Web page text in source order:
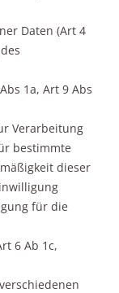
Daten (Art 4
1a, Art 9 Abs
Verarbeitung
bestimmte
dieser
für die
6 Ab 1c,